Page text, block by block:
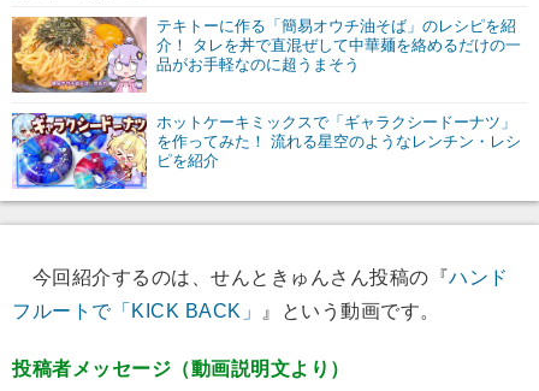
テキトーに作る「簡易オウチ油そば」のレシピを紹
介！ タレを丼で直混ぜして中華麺を絡めるだけの一
品がお手軽なのに超うまそう
ホットケーキミックスで「ギャラクシードーナツ」
を作ってみた！ 流れる星空のようなレンチン・レシ
ピを紹介
今回紹介するのは、せんときゅんさん投稿の『ハンド
フルートで「KICK BACK」
』という動画です。
投稿者メッセージ（動画説明文より）